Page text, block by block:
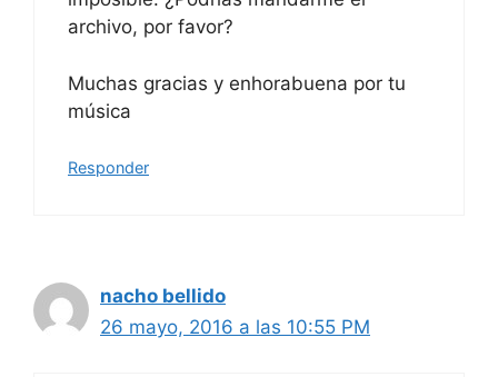
archivo, por favor?
Muchas gracias y enhorabuena por tu
música
Responder
nacho bellido
26 mayo, 2016 a las 10:55 PM